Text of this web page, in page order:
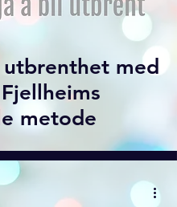
utbrenthet med
metode